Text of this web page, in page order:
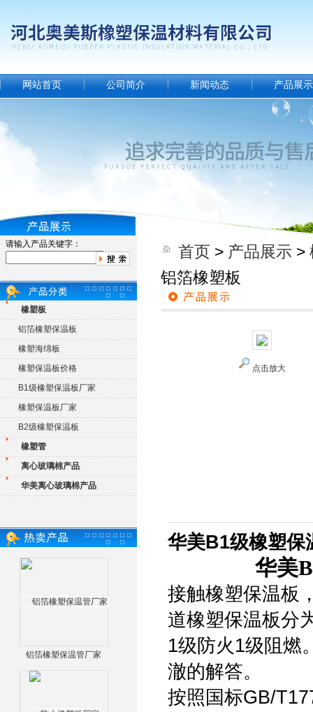
网站首页 公司简介 新闻动态 产品展示
请输入产品关键字：
橡塑板
铝箔橡塑保温板
橡塑海绵板
橡塑保温板价格
B1级橡塑保温板厂家
橡塑保温板厂家
B2级橡塑保温板
橡塑管
离心玻璃棉产品
华美离心玻璃棉产品
铝箔橡塑保温管厂家
首页 > 产品展示 >
铝箔橡塑板
点击放大
华美B1级橡塑保
华美
接触橡塑保温板
道橡塑保温板分
1级防火1级阻燃
澈的解答。
按照国标GB/